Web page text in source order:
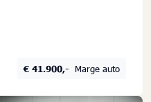
€ 41.900,- Marge auto